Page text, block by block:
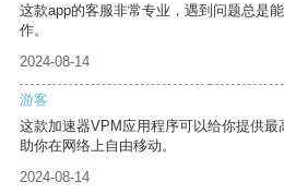
这款app的客服非常专业，遇到问题总是
作。
2024-08-14
游客
这款加速器VPM应用程序可以给你提供
助你在网络上自由移动。
2024-08-14